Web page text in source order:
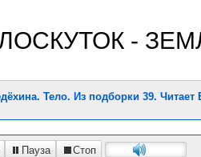
-
Тело. Из подборки 39. Читает
Пауза Стоп